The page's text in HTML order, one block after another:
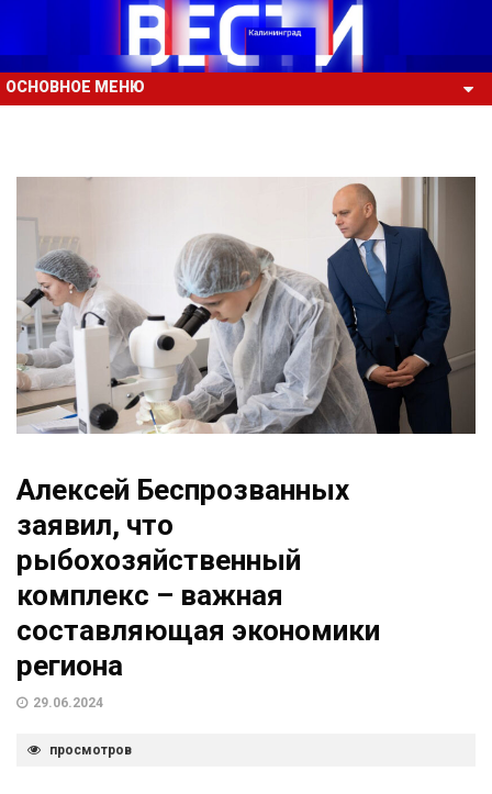
ОСНОВНОЕ МЕНЮ
Алексей Беспрозванных
заявил, что
рыбохозяйственный
комплекс – важная
составляющая экономики
региона
29.06.2024
просмотров